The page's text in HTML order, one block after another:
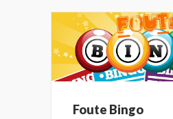
Foute Bingo